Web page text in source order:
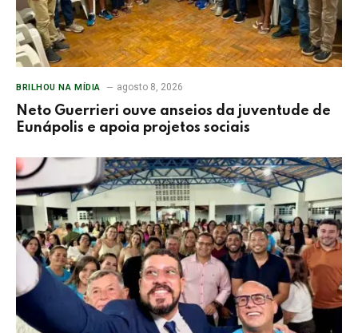
BRILHOU NA MÍDIA agosto 8, 2026
Neto Guerrieri ouve anseios da juventude de
Eunápolis e apoia projetos sociais